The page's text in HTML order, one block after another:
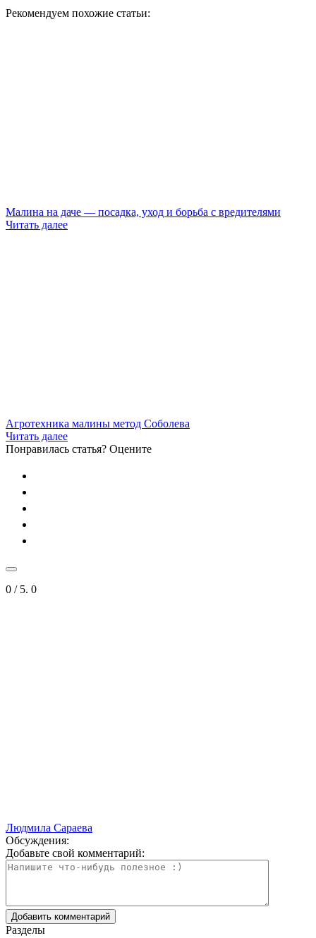
Рекомендуем похожие статьи:
Малина на даче — посадка, уход и борьба с вредителями
Читать далее
Агротехника малины метод Соболева
Читать далее
Понравилась статья? Оцените
0 / 5. 0
Людмила Сараева
Обсуждения:
Добавьте свой комментарий:
Разделы